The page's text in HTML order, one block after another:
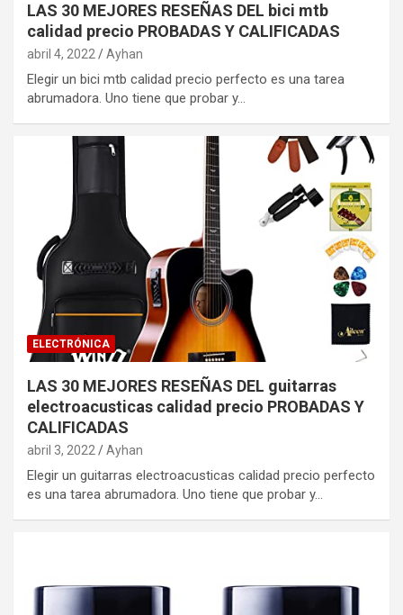
LAS 30 MEJORES RESEÑAS DEL bici mtb
calidad precio PROBADAS Y CALIFICADAS
abril 4, 2022 Ayhan
Elegir un bici mtb calidad precio perfecto es una tarea
abrumadora. Uno tiene que probar y…
ELECTRÓNICA
LAS 30 MEJORES RESEÑAS DEL guitarras
electroacusticas calidad precio PROBADAS Y
CALIFICADAS
abril 3, 2022 Ayhan
Elegir un guitarras electroacusticas calidad precio perfecto
es una tarea abrumadora. Uno tiene que probar y…